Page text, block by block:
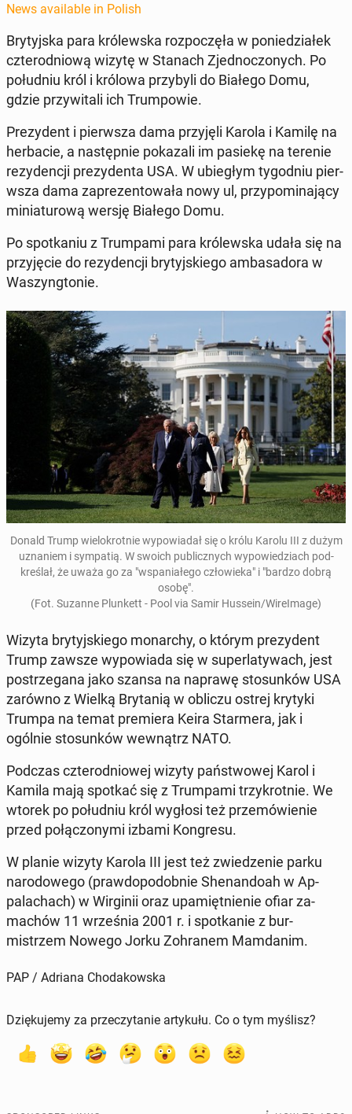
News available in Polish
Bry­tyjs­ka para królews­ka rozpoczęła w poniedzi­ałek
czterod­niową wizytę w Stanach Zjed­noc­zonych. Po
połud­niu król i królowa przy­byli do Białego Domu,
gdzie przy­witali ich Trumpowie.
Prezy­dent i pier­wsza dama przyjęli Karola i Kamilę na
herba­cie, a następ­nie pokaza­li im pasiekę na terenie
rezy­dencji prezy­den­ta USA. W ubiegłym ty­god­niu pier­
wsza dama za­prezen­towała nowy ul, przy­pom­i­na­ją­cy
miniatur­ową wersję Białego Domu.
Po spotka­niu z Trumpa­mi para królews­ka udała się na
przyję­cie do rezy­dencji bry­tyjskiego am­basado­ra w
Waszyn­g­tonie.
Donald Trump wielokrot­nie wypowiadał się o królu Karolu III z dużym
uz­naniem i sym­pa­tią. W swoich pub­licznych wypowiedzi­ach pod­
kreślał, że uważa go za "ws­pani­ałego człowieka" i "bardzo dobrą
osobę".
(Fot. Suzanne Plun­kett - Pool via Samir Hussein/WireIm­age)
Wizyta bry­tyjskiego monar­chy, o którym prezy­dent
Trump zawsze wypowia­da się w su­per­latywach, jest
postrze­gana jako szansa na naprawę sto­sunków USA
zarówno z Wielką Bry­tanią w obliczu ostrej krytyki
Trumpa na temat pre­miera Keira Starmera, jak i
ogólnie sto­sunków wewnątrz NATO.
Podczas czterod­niowej wizyty państ­wowej Karol i
Kamila mają spotkać się z Trumpa­mi trzykrot­nie. We
wtorek po połud­niu król wygłosi też przemówie­nie
przed połąc­zony­mi izbami Kon­gre­su.
W planie wizyty Karola III jest też zwiedze­nie parku
nar­o­dowego (praw­dopodob­nie Shenan­doah w Ap­
palachach) w Wir­ginii oraz up­amięt­nie­nie ofiar za­
machów 11 wrześ­nia 2001 r. i spotkanie z bur­
mistrzem Nowego Jorku Zohranem Mam­dan­im.
PAP / Adriana Chodakowska
Dziękujemy za przeczytanie artykułu. Co o tym myślisz?